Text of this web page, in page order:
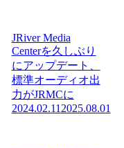
JRiver Media
Centerを久しぶり
にアップデート、
標準オーディオ出
力がJRMCに
2024.02.112025.08.01